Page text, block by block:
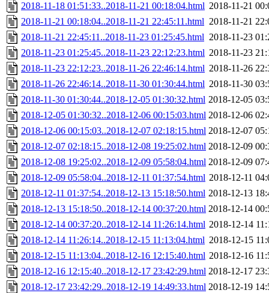
2018-11-18 01:51:33..2018-11-21 00:18:04.html 2018-11-21
2018-11-21 00:18:04..2018-11-21 22:45:11.html 2018-11-21
2018-11-21 22:45:11..2018-11-23 01:25:45.html 2018-11-23
2018-11-23 01:25:45..2018-11-23 22:12:23.html 2018-11-23
2018-11-23 22:12:23..2018-11-26 22:46:14.html 2018-11-26
2018-11-26 22:46:14..2018-11-30 01:30:44.html 2018-11-30
2018-11-30 01:30:44..2018-12-05 01:30:32.html 2018-12-05
2018-12-05 01:30:32..2018-12-06 00:15:03.html 2018-12-06
2018-12-06 00:15:03..2018-12-07 02:18:15.html 2018-12-07
2018-12-07 02:18:15..2018-12-08 19:25:02.html 2018-12-09
2018-12-08 19:25:02..2018-12-09 05:58:04.html 2018-12-09
2018-12-09 05:58:04..2018-12-11 01:37:54.html 2018-12-11
2018-12-11 01:37:54..2018-12-13 15:18:50.html 2018-12-13
2018-12-13 15:18:50..2018-12-14 00:37:20.html 2018-12-14
2018-12-14 00:37:20..2018-12-14 11:26:14.html 2018-12-14
2018-12-14 11:26:14..2018-12-15 11:13:04.html 2018-12-15
2018-12-15 11:13:04..2018-12-16 12:15:40.html 2018-12-16
2018-12-16 12:15:40..2018-12-17 23:42:29.html 2018-12-17
2018-12-17 23:42:29..2018-12-19 14:49:33.html 2018-12-19